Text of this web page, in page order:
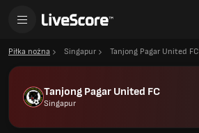
Piłka nożna Singapur Tanjong Pagar United FC
Tanjong Pagar United FC
Singapur